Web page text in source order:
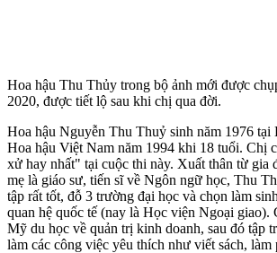
Hoa hậu Thu Thủy trong bộ ảnh mới được
2020, được tiết lộ sau khi chị qua đời.
Hoa hậu Nguyễn Thu Thuỷ sinh năm 1976 tại
Hoa hậu Việt Nam năm 1994 khi 1‌8 tuổ‌i. Chị
xử hay nhất" tại cuộc thi này. Xuất thân từ gia
mẹ là giáo sư, tiến sĩ về Ngôn ngữ học, Thu
tập rất tốt, đỗ 3 trường đại học và chọn làm
quan hệ quốc tế (nay là Học viện Ngoại giao).
Mỹ du học về quản trị kinh doanh, sau đó tập
làm các công việc yêu thích như viết sách, làm